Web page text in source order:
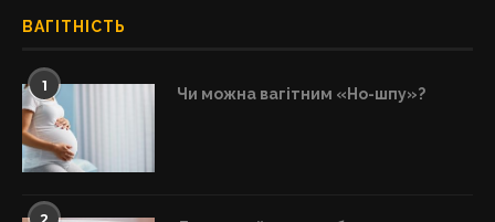
ВАГІТНІСТЬ
1 Чи можна вагітним «Но-шпу»?